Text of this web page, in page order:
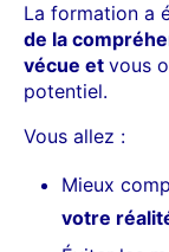
La formation a
de la
vécue et vous
potentiel.
Vous allez :
Mieux
votre